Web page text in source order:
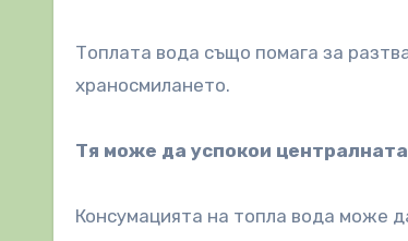
Топлата вода също помага за
храносмилането.
Тя може да успокои
Консумацията на топла вода може